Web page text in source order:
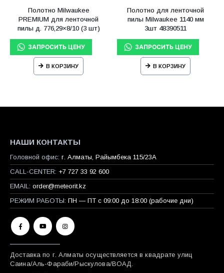
Полотно Milwaukee
PREMIUM для ленточной
пилы д. 776,29×8/10 (3 шт)
В КОРЗИНУ
Полотно для ленточной
пилы Milwaukee 1140 мм
3шт 48390511
В КОРЗИНУ
НАШИ КОНТАКТЫ
Головной офис: г. Алматы, Райымбека 115/23A
CALL-CENTER: +7 727 33 92 600
EMAIL: order@meteorit.kz
РЕЖИМ РАБОТЫ: ПН — ПТ с 09:00 до 18:00 (рабочие дни)
Доставка по г. Алматы осуществляется в квадрате улиц
Саина/Аль-Фараби/Рыскулова/ВОАД.